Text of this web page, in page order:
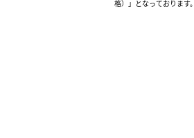
格）」となっております。